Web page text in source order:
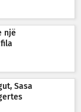
një
Sasa